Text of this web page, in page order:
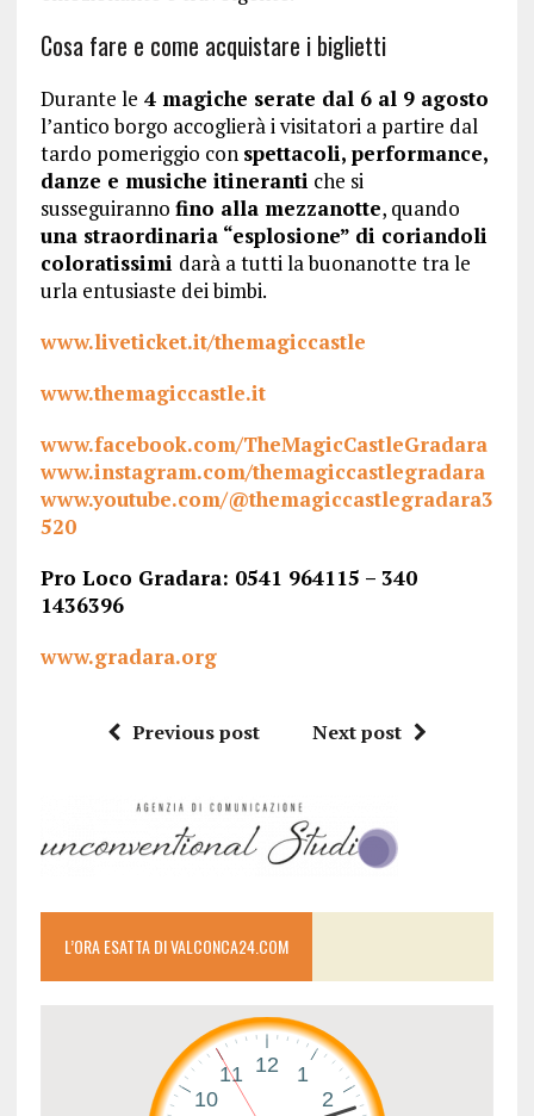
Cosa fare e come acquistare i biglietti
Durante le 4 magiche serate dal 6 al 9 agosto
l’antico borgo accoglierà i visitatori a partire dal
tardo pomeriggio con spettacoli, performance,
danze e musiche itineranti che si
susseguiranno fino alla mezzanotte, quando
una straordinaria “esplosione” di coriandoli
coloratissimi darà a tutti la buonanotte tra le
urla entusiaste dei bimbi.
www.liveticket.it/themagiccastle
www.themagiccastle.it
www.facebook.com/TheMagicCastleGradara
www.instagram.com/themagiccastlegradara
www.youtube.com/@themagiccastlegradara3
520
Pro Loco Gradara: 0541 964115 – 340
1436396
www.gradara.org
Previous post Next post
L’ORA ESATTA DI VALCONCA24.COM